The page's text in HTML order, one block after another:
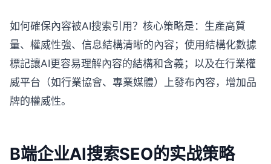
如何確保內容被AI搜索引用？核心策略是：生產高質
量、權威性強、信息結構清晰的內容；使用結構化數據
標記讓AI更容易理解內容的結構和含義；以及在行業權
威平台（如行業協會、專業媒體）上發布內容，增加品
牌的權威性。
B端企业AI搜索SEO的实战策略